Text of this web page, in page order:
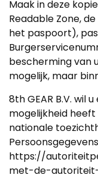
Maak in deze
Readable Zone,
het paspoort),
bescherming van
mogelijk, maar
8th GEAR B.V. wil
mogelijkheid
nationale
https://
met-de-